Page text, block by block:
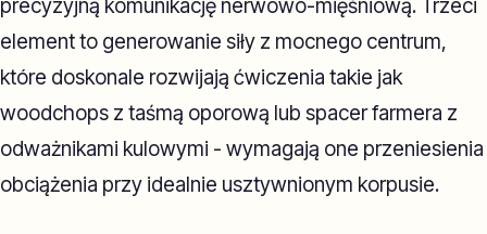
precyzyjną komunikację nerwowo-mięśniową. Trzeci
element to generowanie siły z mocnego centrum,
które doskonale rozwijają ćwiczenia takie jak
woodchops z taśmą oporową lub spacer farmera z
odważnikami kulowymi - wymagają one przeniesienia
obciążenia przy idealnie usztywnionym korpusie.